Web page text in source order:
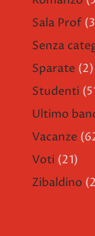
Sala Prof
Senza
Sparate (2)
Studenti
Ultimo
Vacanze
Voti (21)
Zibaldino